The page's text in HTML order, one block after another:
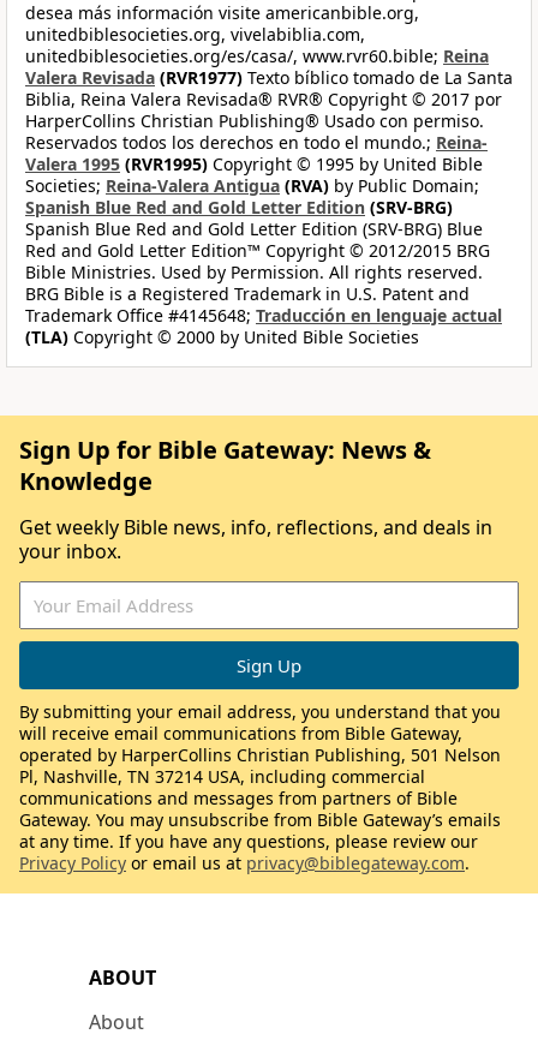
desea más información visite americanbible.org,
unitedbiblesocieties.org, vivelabiblia.com,
unitedbiblesocieties.org/es/casa/, www.rvr60.bible; Reina
Valera Revisada (RVR1977) Texto bíblico tomado de La Santa
Biblia, Reina Valera Revisada® RVR® Copyright © 2017 por
HarperCollins Christian Publishing® Usado con permiso.
Reservados todos los derechos en todo el mundo.; Reina-
Valera 1995 (RVR1995) Copyright © 1995 by United Bible
Societies; Reina-Valera Antigua (RVA) by Public Domain;
Spanish Blue Red and Gold Letter Edition (SRV-BRG)
Spanish Blue Red and Gold Letter Edition (SRV-BRG) Blue
Red and Gold Letter Edition™ Copyright © 2012/2015 BRG
Bible Ministries. Used by Permission. All rights reserved.
BRG Bible is a Registered Trademark in U.S. Patent and
Trademark Office #4145648; Traducción en lenguaje actual
(TLA) Copyright © 2000 by United Bible Societies
ABOUT
About
Sign Up for Bible Gateway: News &
Knowledge
Get weekly Bible news, info, reflections, and deals in
your inbox.
By submitting your email address, you understand that you
will receive email communications from Bible Gateway,
operated by HarperCollins Christian Publishing, 501 Nelson
Pl, Nashville, TN 37214 USA, including commercial
communications and messages from partners of Bible
Gateway. You may unsubscribe from Bible Gateway’s emails
at any time. If you have any questions, please review our
Privacy Policy or email us at privacy@biblegateway.com.